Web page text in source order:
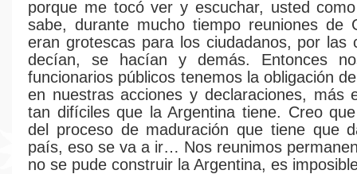
porque me tocó ver y escuchar, usted
sabe, durante mucho tiempo reuniones de
eran grotescas para los ciudadanos, por las
decían, se hacían y demás. Entonces
funcionarios públicos tenemos la obligación
en nuestras acciones y declaraciones, más
tan difíciles que la Argentina tiene. Creo
del proceso de maduración que tiene que
país, eso se va a ir… Nos reunimos
no se pude construir la Argentina, es